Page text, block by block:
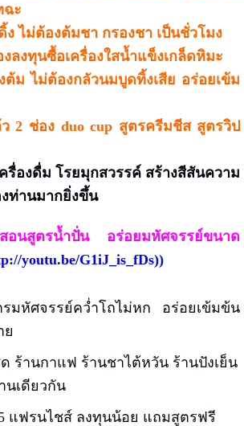
ฉะ
ไม่ต้องต้มชา กรองชา เป็นชั่วโมง
ลงทุนซื้อเครื่องใสน้ำแข็งเกล็ดหิมะ
ต้ม ไม่ต้องกลัวนมบูดทิ้งเสีย อร่อยเข้ม
2 ช่อง duo cup สูตรครีมชีส สูตรวิป
รื่องดื่ม โรยมุกสวรรค์ สร้างสีสันความ
ท่านมากยิ่งขึ้น
อนสูตรน้ำปั่น อร่อยมหัศจรรย์ขนาด
youtu.be/G1iJ_is_fDs))
หัศจรรย์คว่ำโถไม่หก อร่อยเข้มข้น
ย
ร้านกาแฟ ร้านชาไต้หวัน ร้านปังเย็น
นเดียวกัน
แฟรนไชส์ ลงทุนน้อย แถมสูตรฟรี